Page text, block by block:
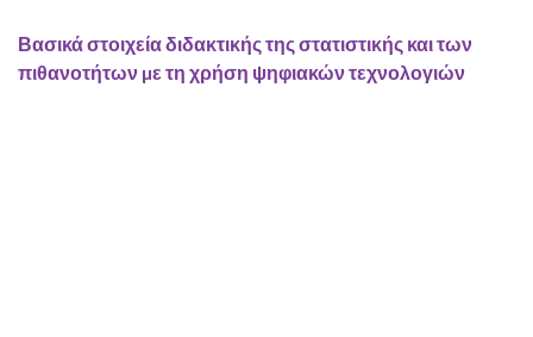
Βασικά στοιχεία διδακτικής της στατιστικής και των
πιθανοτήτων µε τη χρήση ψηφιακών τεχνολογιών